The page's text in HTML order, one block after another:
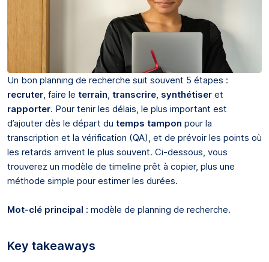
Un bon planning de recherche suit souvent 5 étapes :
recruter , faire le terrain transcrire synthétiser et
rapporter. Pour tenir les délais, le plus important est
d’ajouter dès le départ du temps tampon pour la
transcription et la vérification (QA), et de prévoir les points où
les retards arrivent le plus souvent. Ci-dessous, vous
trouverez un modèle de timeline prêt à copier, plus une
méthode simple pour estimer les durées.
Mot-clé principal : modèle de planning de recherche.
Key takeaways